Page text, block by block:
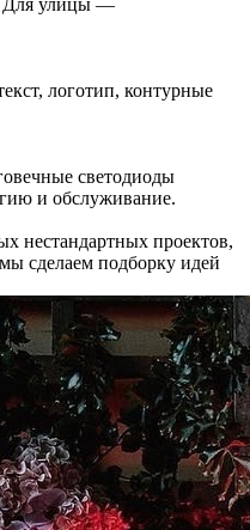
логотип, контурные
светодиоды
и обслуживание.
нестандартных проектов,
сделаем подборку идей